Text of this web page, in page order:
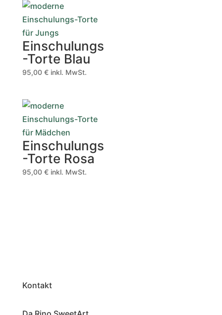
Einschulungs
-Torte Blau
95,00 € inkl. MwSt.
Einschulungs
-Torte Rosa
95,00 € inkl. MwSt.
Kontakt